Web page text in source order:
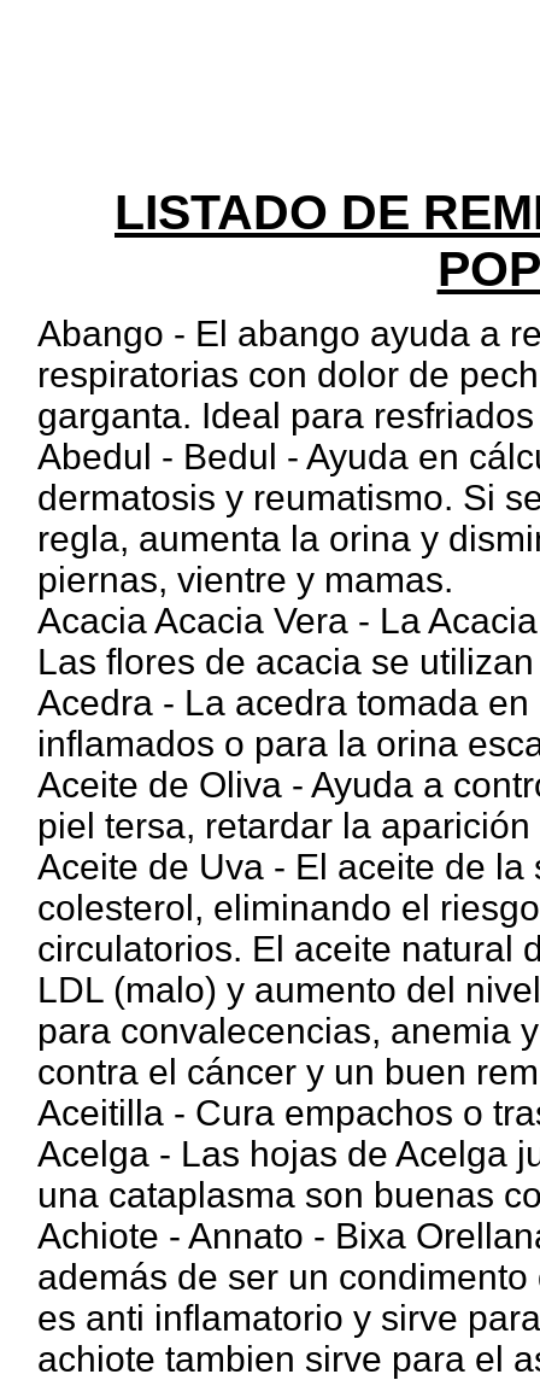
LISTADO DE
Abango - El abango ayuda a
respiratorias con dolor de
garganta. Ideal para
Abedul - Bedul - Ayuda en
dermatosis y reumatismo. Si
regla, aumenta la orina y
piernas, vientre y mamas.
Acacia Acacia Vera - La
Las flores de acacia se
Acedra - La acedra tomada
inflamados o para la orina
Aceite de Oliva - Ayuda a
piel tersa, retardar la
Aceite de Uva - El aceite de
colesterol, eliminando el
circulatorios. El aceite natural
LDL (malo) y aumento del
para convalecencias, anemia
contra el cáncer y un buen
Aceitilla - Cura empachos o
Acelga - Las hojas de Acelga
una cataplasma son buenas
Achiote - Annato - Bixa
además de ser un
es anti inflamatorio y sirve
achiote tambien sirve para el